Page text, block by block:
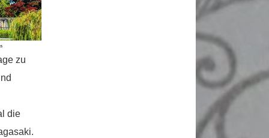
zu
die